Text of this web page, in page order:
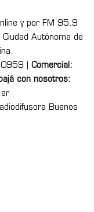
y por FM 95.9
Autónoma de
| Comercial:
con nosotros:
Buenos